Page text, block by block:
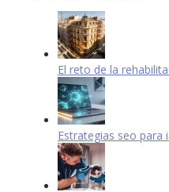
El reto de la
Estrategias seo